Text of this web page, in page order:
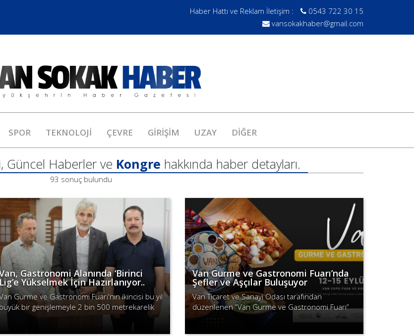
Haber Hattı ve Reklam İletişim :
0543 722 30 15
vansokakhaber@gmail.com
SPOR TEKNOLOJİ ÇEVRE GİRİŞİM UZAY DİĞER
Güncel Haberler ve Kongre hakkında haber detayları.
93 sonuç bulundu
Gastronomi Alanında ‘Birinci
Lig’e Yükselmek İçin Hazırlanıyor..
Gurme ve Gastronomi Fuarı'nın ikincisi bu yıl
büyük bir genişlemeyle 2 bin 500 metrekarelik
alanda gerçekleşecek.
Van Gurme ve Gastronomi Fuarı’nda
Şefler ve Aşçılar Buluşuyor
Van Ticaret ve Sanayi Odası tarafından
düzenlenen “Van Gurme ve Gastronomi Fuarı”
12-15 Eylül tarihlerinde gerçekleşecek. Etkinlik,